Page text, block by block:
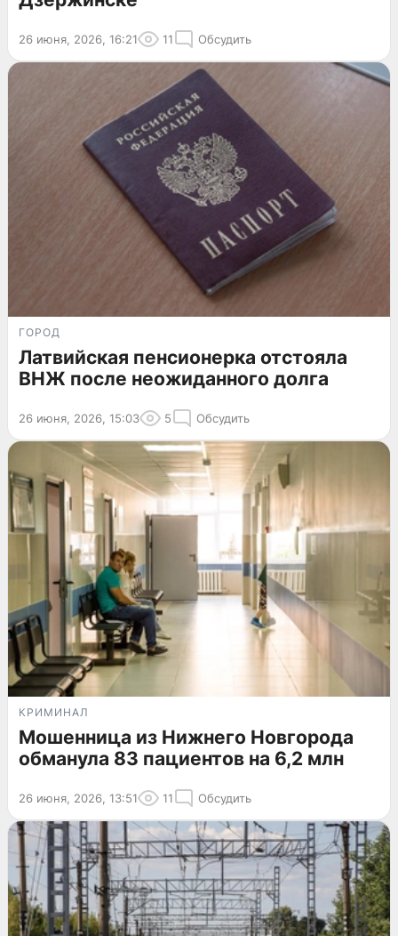
26 июня, 2026, 16:21 11 Обсудить
ГОРОД
Латвийская пенсионерка отстояла
ВНЖ после неожиданного долга
26 июня, 2026, 15:03 5 Обсудить
КРИМИНАЛ
Мошенница из Нижнего Новгорода
обманула 83 пациентов на 6,2 млн
26 июня, 2026, 13:51 11 Обсудить